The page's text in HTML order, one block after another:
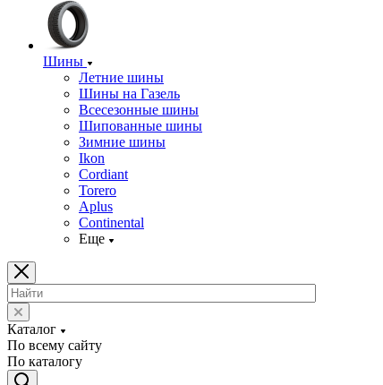
Шины
Летние шины
Шины на Газель
Всесезонные шины
Шипованные шины
Зимние шины
Ikon
Cordiant
Torero
Aplus
Continental
Еще
Каталог
По всему сайту
По каталогу